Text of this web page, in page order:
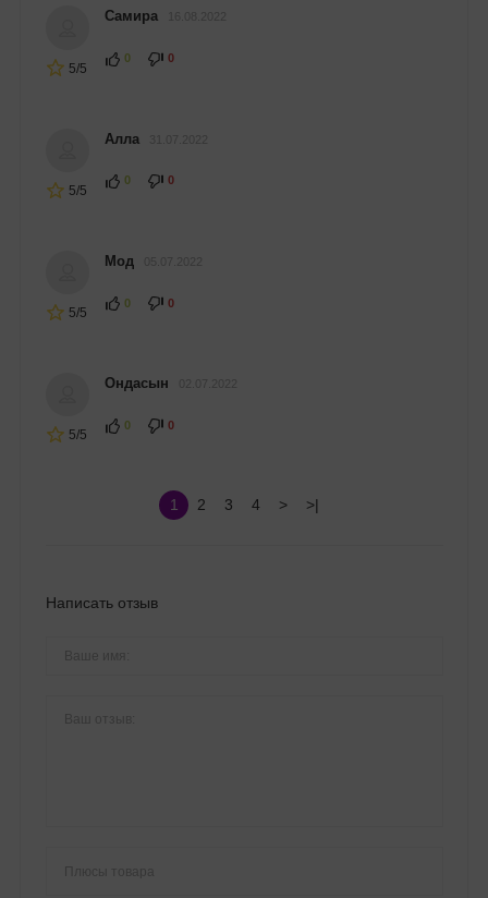
5/5
Самира
0 0
5/5
Алла
0 0
5/5
Мод
0 0
5/5
Ондасын
0 0
1 2 3 4 > >|
Написать отзыв